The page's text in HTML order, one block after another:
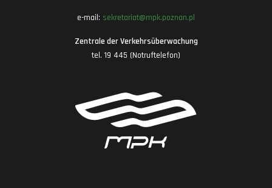
e-mail: sekretariat@mpk.poznan.pl
Zentrale der Verkehrsüberwachung
tel. 19 445 (Notruftelefon)